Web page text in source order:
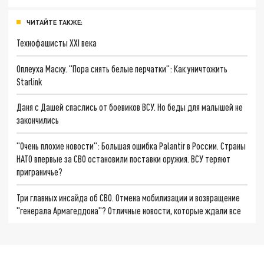
ЧИТАЙТЕ ТАКЖЕ:
Технофашисты XXI века
Оплеуха Маску. "Пора снять белые перчатки": Как уничтожить
Starlink
Даня с Дашей спаслись от боевиков ВСУ. Но беды для малышей не
закончились
"Очень плохие новости": Большая ошибка Palantir в России. Страны
НАТО впервые за СВО остановили поставки оружия. ВСУ теряют
приграничье?
Три главных инсайда об СВО. Отмена мобилизации и возвращение
"генерала Армагеддона"? Отличные новости, которые ждали все